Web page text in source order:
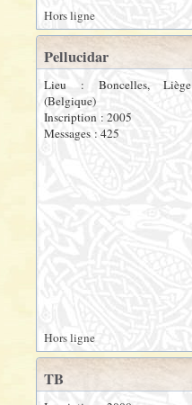
Hors ligne
Pellucidar
Lieu : Boncelles, Liège
(Belgique)
Inscription : 2005
Messages : 425
Hors ligne
TB